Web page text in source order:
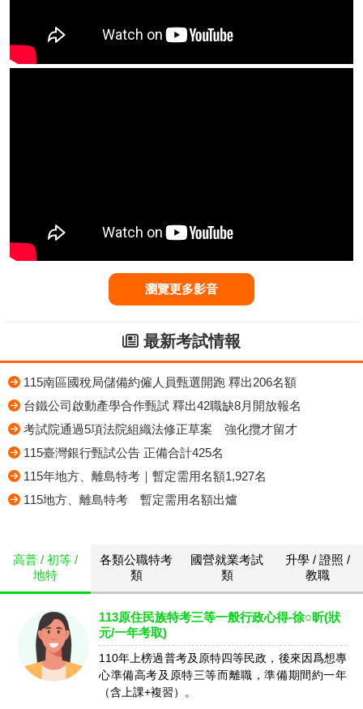
瀏覽更多影音
最新考試情報
115南區國稅局儲備約僱人員甄選開跑 釋出206名額
台鐵公司啟動產學合作甄試 釋出42職缺8月開放報名
考試院通過5項法院組織法修正草案 強化攬才留才
115臺灣銀行甄試公告 正備合計425名
115年地方、離島特考｜暫定需用名額1,927名
115地方、離島特考 暫定需用名額出爐
高普 / 初等 /
地特
各類公職特考
類
國營就業考試
類
升學 / 證照 /
教職
113原住民族特考三等一般行政心得-徐○昕(狀
元/一年考取)
110年上榜過普考及原特四等民政，後來因爲想專
心準備高考及原特三等而離職，準備期間約一年
（含上課+複習）。